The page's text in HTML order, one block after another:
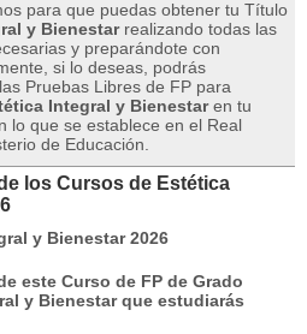
para que puedas obtener tu Título
y Bienestarrealizando todas las
y preparándote con
si lo deseas, podrás
Pruebas Libres de FP para
Integral y Bienestaren tu
lo que se establece en el Real
de Educación.
los Cursos de Estética
este Curso de FP de Grado
y Bienestar que estudiarás